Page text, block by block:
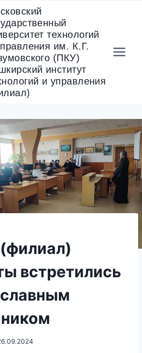
технологий
им. К.Г.
(ПКУ)
институт
и управления
встретились